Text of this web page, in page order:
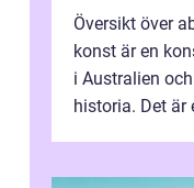
Översikt över
konst är en
i Australien
historia. Det är